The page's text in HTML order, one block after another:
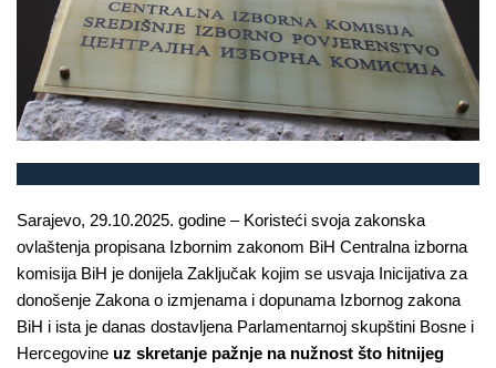
Sarajevo, 29.10.2025. godine – Koristeći svoja zakonska
ovlaštenja propisana Izbornim zakonom BiH Centralna izborna
komisija BiH je donijela Zaključak kojim se usvaja Inicijativa za
donošenje Zakona o izmjenama i dopunama Izbornog zakona
BiH i ista je danas dostavljena Parlamentarnoj skupštini Bosne i
Hercegovine uz skretanje pažnje na nužnost što hitnijeg